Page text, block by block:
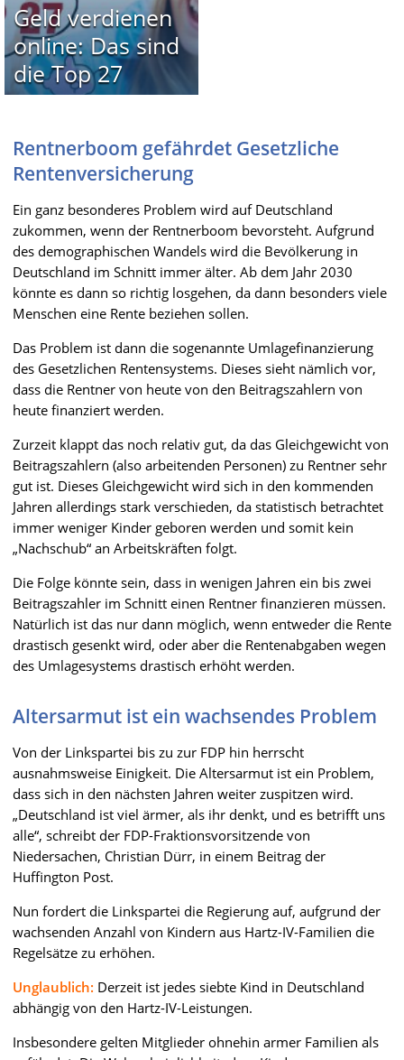
Geld verdienen
online: Das sind
die Top 27
Rentnerboom gefährdet Gesetzliche
Rentenversicherung
Ein ganz besonderes Problem wird auf Deutschland
zukommen, wenn der Rentnerboom bevorsteht. Aufgrund
des demographischen Wandels wird die Bevölkerung in
Deutschland im Schnitt immer älter. Ab dem Jahr 2030
könnte es dann so richtig losgehen, da dann besonders viele
Menschen eine Rente beziehen sollen.
Das Problem ist dann die sogenannte Umlagefinanzierung
des Gesetzlichen Rentensystems. Dieses sieht nämlich vor,
dass die Rentner von heute von den Beitragszahlern von
heute finanziert werden.
Zurzeit klappt das noch relativ gut, da das Gleichgewicht von
Beitragszahlern (also arbeitenden Personen) zu Rentner sehr
gut ist. Dieses Gleichgewicht wird sich in den kommenden
Jahren allerdings stark verschieden, da statistisch betrachtet
immer weniger Kinder geboren werden und somit kein
„Nachschub“ an Arbeitskräften folgt.
Die Folge könnte sein, dass in wenigen Jahren ein bis zwei
Beitragszahler im Schnitt einen Rentner finanzieren müssen.
Natürlich ist das nur dann möglich, wenn entweder die Rente
drastisch gesenkt wird, oder aber die Rentenabgaben wegen
des Umlagesystems drastisch erhöht werden.
Altersarmut ist ein wachsendes Problem
Von der Linkspartei bis zu zur FDP hin herrscht
ausnahmsweise Einigkeit. Die Altersarmut ist ein Problem,
dass sich in den nächsten Jahren weiter zuspitzen wird.
„Deutschland ist viel ärmer, als ihr denkt, und es betrifft uns
alle“, schreibt der FDP-Fraktionsvorsitzende von
Niedersachen, Christian Dürr, in einem Beitrag der
Huffington Post.
Nun fordert die Linkspartei die Regierung auf, aufgrund der
wachsenden Anzahl von Kindern aus Hartz-IV-Familien die
Regelsätze zu erhöhen.
Unglaublich: Derzeit ist jedes siebte Kind in Deutschland
abhängig von den Hartz-IV-Leistungen.
Insbesondere gelten Mitglieder ohnehin armer Familien als